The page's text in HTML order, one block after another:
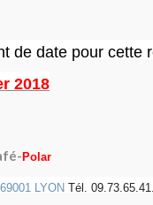
de date pour cette
2018
Polar
LYON Tél.